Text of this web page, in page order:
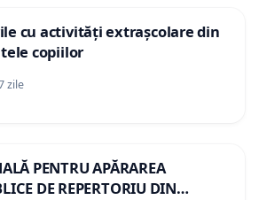
cu activități extrașcolare din
copiilor
zile
PENTRU APĂRAREA
DE REPERTORIU DIN